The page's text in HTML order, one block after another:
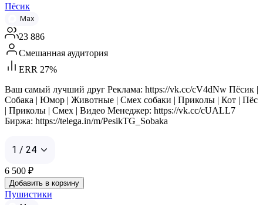
Пёсик
Max
23 886
Смешанная аудитория
ERR 27%
Ваш самый лучший друг Реклама: https://vk.cc/cV4dNw Пёсик |
Собака | Юмор | Животные | Смех собаки | Приколы | Кот | Пёс
| Приколы | Смех | Видео Менеджер: https://vk.cc/cUALL7
Биржа: https://telega.in/m/PesikTG_Sobaka
1 / 24
6 500 ₽
Добавить в корзину
Пушистики